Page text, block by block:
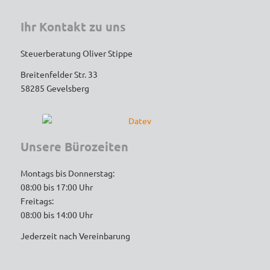
Wer einen engagierten, loyalen und
goldrichtig. Vielen Dank für die tolle
Unterstützung – ich werde auf jeden Fall
weiterhin gerne kommen und empfehle die
Ihr Kontakt zu uns
Steuerberatung Oliver Stippe
Breitenfelder Str. 33
58285 Gevelsberg
Unsere Bürozeiten
Montags bis Donnerstag:
08:00 bis 17:00 Uhr
Freitags:
08:00 bis 14:00 Uhr
Jederzeit nach Vereinbarung